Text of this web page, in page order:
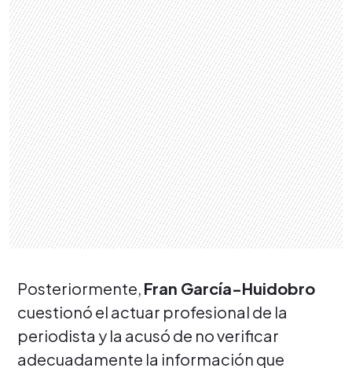
Posteriormente, Fran García-Huidobro
cuestionó el actuar profesional de la
periodista y la acusó de no verificar
adecuadamente la información que